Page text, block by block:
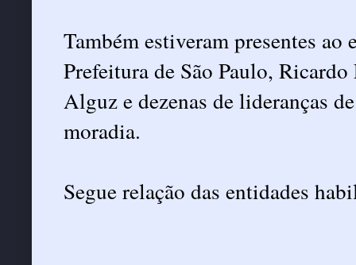
Também estiveram presentes
Prefeitura de São Paulo,
Alguz e dezenas de lideranças
moradia.
Segue relação das entidades